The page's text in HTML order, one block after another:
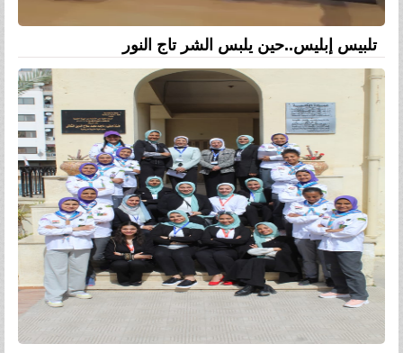
تلبيس إبليس..حين يلبس الشر تاج النور